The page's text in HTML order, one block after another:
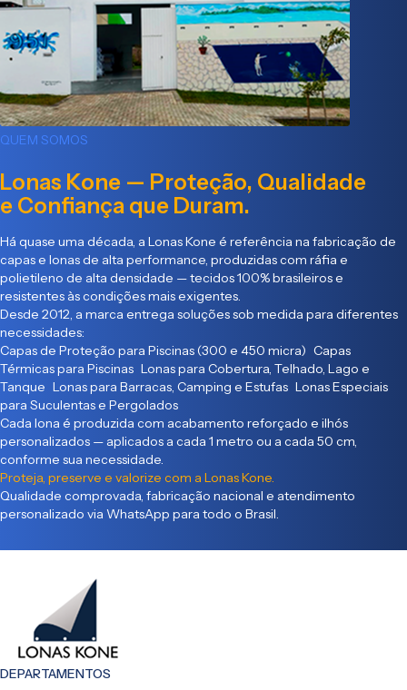
QUEM SOMOS
Lonas Kone — Proteção, Qualidade
e Confiança que Duram.
Há quase uma década, a Lonas Kone é referência na fabricação de
capas e lonas de alta performance, produzidas com ráfia e
polietileno de alta densidade — tecidos 100% brasileiros e
resistentes às condições mais exigentes.
Desde 2012, a marca entrega soluções sob medida para diferentes
necessidades:
Capas de Proteção para Piscinas (300 e 450 micra) Capas
Térmicas para Piscinas Lonas para Cobertura, Telhado, Lago e
Tanque Lonas para Barracas, Camping e Estufas Lonas Especiais
para Suculentas e Pergolados
Cada lona é produzida com acabamento reforçado e ilhós
personalizados — aplicados a cada 1 metro ou a cada 50 cm,
conforme sua necessidade.
Proteja, preserve e valorize com a Lonas Kone.
Qualidade comprovada, fabricação nacional e atendimento
personalizado via WhatsApp para todo o Brasil.
DEPARTAMENTOS